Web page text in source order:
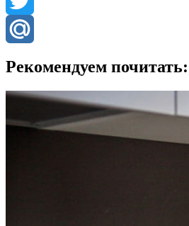
Twitter
Рекомендуем почитать: